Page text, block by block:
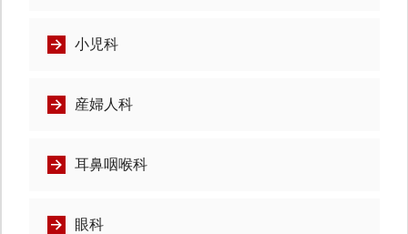
小児科
産婦人科
耳鼻咽喉科
眼科